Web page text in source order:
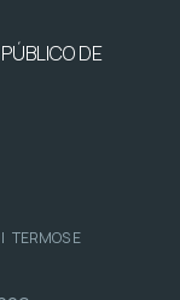
DE
| TERMOS E